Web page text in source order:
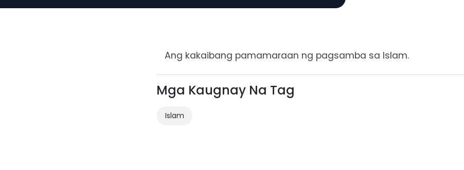
Ang kakaibang pamamaraan ng pagsamba sa Islam.
Mga Kaugnay Na Tag
Islam